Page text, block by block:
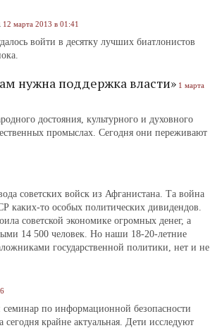
12 марта 2013 в 01:41
войти в десятку лучших биатлонистов
нужна поддержка власти» 1 марта
достояния, культурного и духовного
промыслах. Сегодня они переживают
советских войск из Афганистана. Та война
каких-то особых политических дивидендов.
советской экономике огромных денег, а
14 500 человек. Но наши 18-20-летние
государственной политики, нет и не
по информационной безопасности
крайне актуальная. Дети исследуют